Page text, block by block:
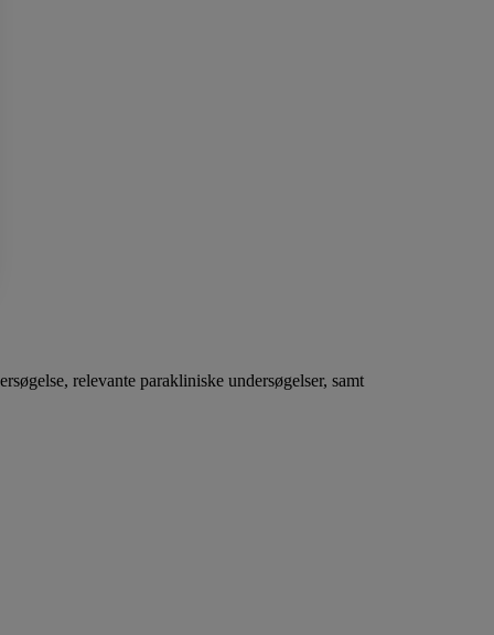
relevante parakliniske undersøgelser, samt